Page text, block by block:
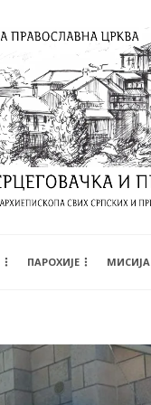
ПАРОХИЈЕ МИСИЈА